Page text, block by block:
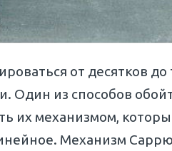
от десятков до
Один из способов
их механизмом,
Механизм